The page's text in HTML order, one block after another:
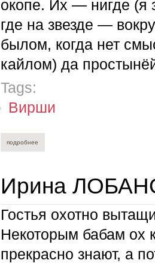
окопе. Их — нигде (я
где на звезде —
былом, когда нет
кайлом) да
Tags:
Вирши
подробнее
Ирина
Гостья охотно
Некоторым бабам ох
прекрасно знают, а